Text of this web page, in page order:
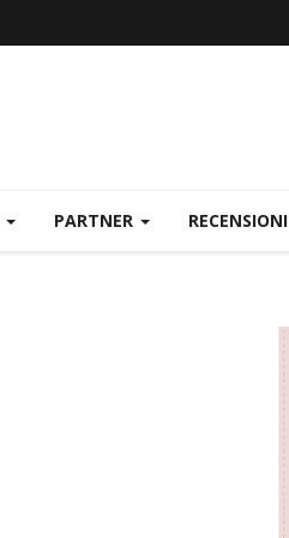
PARTNER RECENSIONI